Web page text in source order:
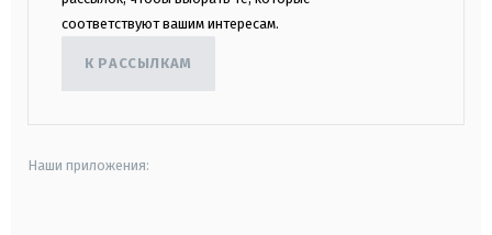
соответствуют вашим интересам.
К РАССЫЛКАМ
Наши приложения: